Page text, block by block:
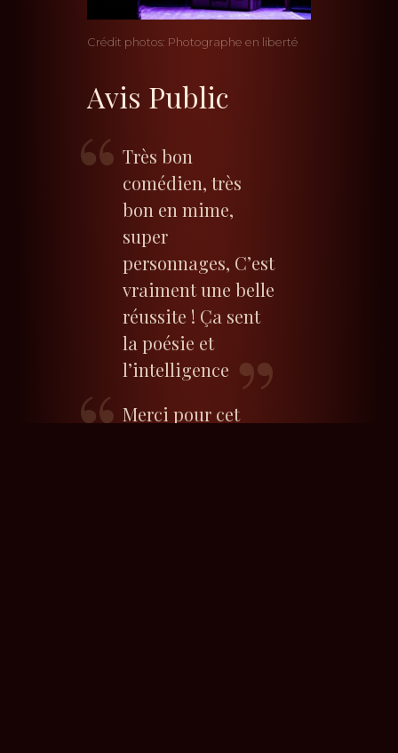
Crédit photos: Photographe en liberté
Avis Public
Très bon
comédien, très
bon en mime,
super
personnages, C’est
vraiment une belle
réussite ! Ça sent
la poésie et
l’intelligence
Merci pour cet